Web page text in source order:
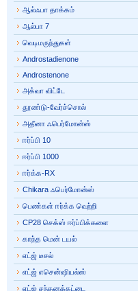
ஆல்ஃபா தாக்கம்
ஆல்பா 7
வெடிமருந்துகள்
Androstadienone
Androstenone
அக்வா விட்டே
தூண்டு-வேர்ச்சொல்
அதீனா ஃபெர்மோன்ஸ்
ஈர்ப்பி 10
ஈர்ப்பி 1000
ஈர்க்க-RX
Chikara ஃபெர்மோன்ஸ்
பெண்கள் ஈர்க்க வெற்றி
CP28 செக்ஸ் ஈர்ப்பிக்களை
காந்த மென் டயல்
எட்ஜ் டீசல்
எட்ஜ் எசென்ஷியல்ஸ்
எட்ஜ் சந்தனக்கட்டை